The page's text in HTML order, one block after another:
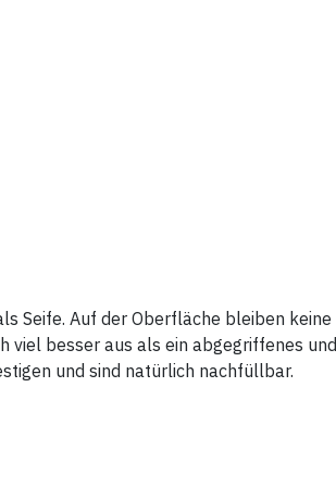
Seife. Auf der Oberfläche bleiben keine
viel besser aus als ein abgegriffenes und
und sind natürlich nachfüllbar.